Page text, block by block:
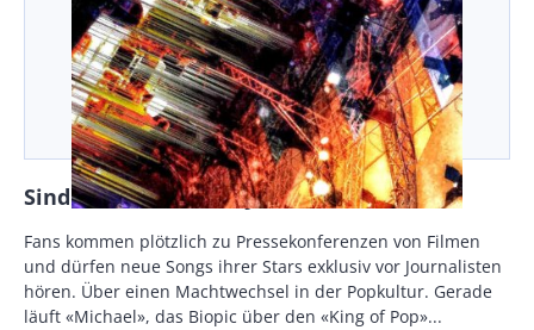
Sind Fans die neuen Journalisten?
Body
Fans kommen plötzlich zu Pressekonferenzen von Filmen
und dürfen neue Songs ihrer Stars exklusiv vor Journalisten
hören. Über einen Machtwechsel in der Popkultur. Gerade
läuft «Michael», das Biopic über den «King of Pop»...